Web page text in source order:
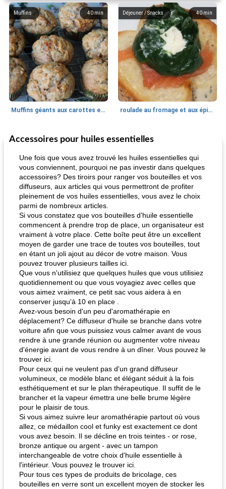
40 min
Muffins
Muffins géants aux carottes et à la banane de Nif
40 min
Déjeuner / Snacks
roulade au fromage et aux épinards
30 min
Marques de confiance: recettes et
fiesta tostadas
Viande et volaille
le méga's jopp joes
Accessoires pour huiles essentielles
Une fois que vous avez trouvé les huiles essentielles qui
vous conviennent, pourquoi ne pas investir dans quelques
accessoires? Des tiroirs pour ranger vos bouteilles et vos
diffuseurs, aux articles qui vous permettront de profiter
pleinement de vos huiles essentielles, vous avez le choix
parmi de nombreux articles.
Si vous constatez que vos bouteilles d’huile essentielle
commencent à prendre trop de place, un organisateur est
vraiment à votre place. Cette boîte peut être un excellent
moyen de garder une trace de toutes vos bouteilles, tout
en étant un joli ajout au décor de votre maison. Vous
pouvez trouver plusieurs tailles ici.
Que vous n'utilisiez que quelques huiles que vous utilisiez
quotidiennement ou que vous voyagiez avec celles que
vous aimez vraiment, ce petit sac vous aidera à en
conserver jusqu'à 10 en place .
Avez-vous besoin d'un peu d'aromathérapie en
déplacement? Ce diffuseur d'huile se branche dans votre
voiture afin que vous puissiez vous calmer avant de vous
rendre à une grande réunion ou augmenter votre niveau
d'énergie avant de vous rendre à un dîner. Vous pouvez le
trouver ici.
Pour ceux qui ne veulent pas d'un grand diffuseur
volumineux, ce modèle blanc et élégant séduit à la fois
esthétiquement et sur le plan thérapeutique. Il suffit de le
brancher et la vapeur émettra une belle brume légère
pour le plaisir de tous.
Si vous aimez suivre leur aromathérapie partout où vous
allez, ce médaillon cool et funky est exactement ce dont
vous avez besoin. Il se décline en trois teintes - or rose,
bronze antique ou argent - avec un tampon
interchangeable de votre choix d'huile essentielle à
l'intérieur. Vous pouvez le trouver ici.
Pour tous ces types de produits de bricolage, ces
bouteilles en verre sont un excellent moyen de stocker les